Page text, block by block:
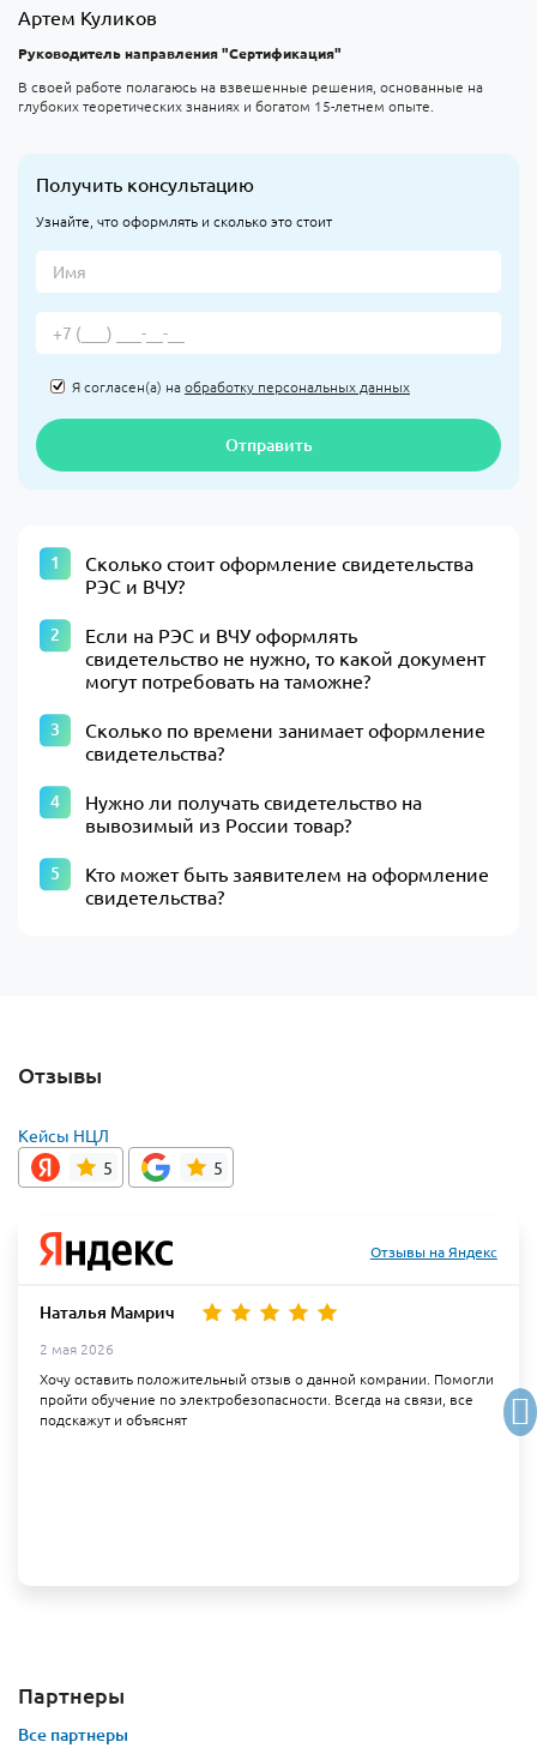
Артем Куликов
Руководитель направления "Сертификация"
В своей работе полагаюсь на взвешенные решения, основанные на
глубоких теоретических знаниях и богатом 15-летнем опыте.
Получить консультацию
Узнайте, что оформлять и сколько это стоит
Я согласен(а) наобработку персональных данных
Отправить
Сколько стоит оформление свидетельства
РЭС и ВЧУ?
Если на РЭС и ВЧУ оформлять
свидетельство не нужно, то какой документ
могут потребовать на таможне?
Сколько по времени занимает оформление
свидетельства?
Нужно ли получать свидетельство на
вывозимый из России товар?
Кто может быть заявителем на оформление
свидетельства?
Отзывы
Кейсы НЦЛ
5
5
Отзывы на Яндекс
Наталья Мамрич
2 мая 2026
Хочу оставить положительный отзыв о данной комрании. Помогли
пройти обучение по электробезопасности. Всегда на связи, все
подскажут и объяснят
Партнеры
Все партнеры